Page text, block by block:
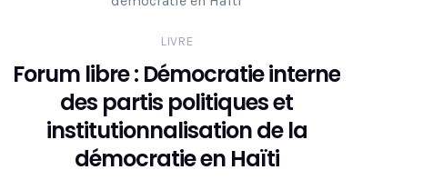
LIVRE
Forum libre : Démocratie interne
des partis politiques et
institutionnalisation de la
démocratie en Haïti